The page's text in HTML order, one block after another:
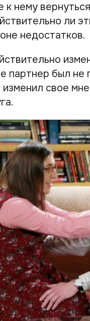
к нему
ли
недостатков.
партнер был не
изменил свое